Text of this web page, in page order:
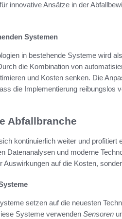
innovative Ansätze in der
Systemen
in bestehende Systeme wird
die Kombination von
und Kosten senken. Die
die Implementierung reibungslos
Abfallbranche
kontinuierlich weiter und profitiert
Datenanalysen und moderne
Auswirkungen auf die Kosten,
setzen auf die neuesten
Systeme verwenden Sensoren